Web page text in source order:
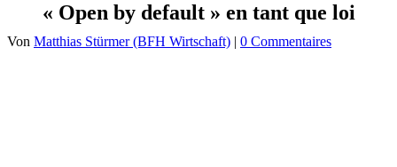
« Open by default » en tant que loi
Von Matthias Stürmer (BFH Wirtschaft) | 0 Commentaires